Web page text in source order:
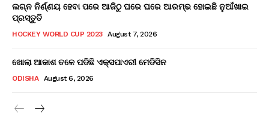
ଲଗ୍ନ ନିର୍ଣ୍ଣୟ ହେବା ପରେ ଆଜିଠୁ ଘରେ ଘରେ ଆରମ୍ଭ ହୋଇଛି ନୁଆଁଖାଇ
ପ୍ରସ୍ତୁତି
HOCKEY WORLD CUP 2023 August 7, 2026
ଖୋଲା ଆକାଶ ତଳେ ପଡିଛି ଏକ୍ସପାଏରୀ ମେଡିସିନ
ODISHA August 6, 2026